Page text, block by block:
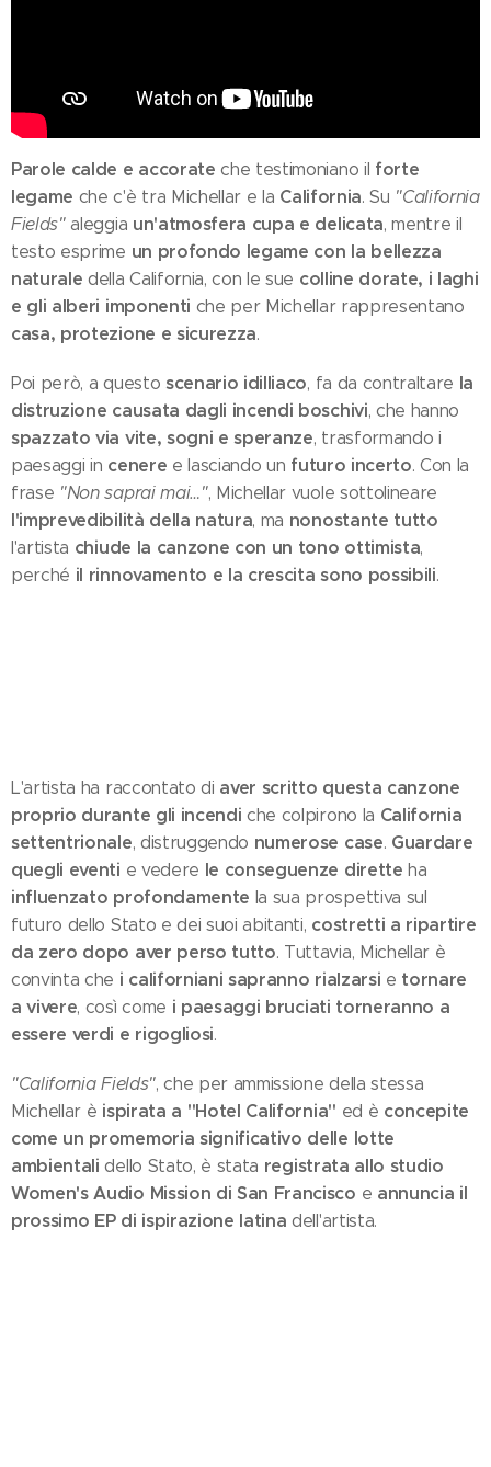
Parole calde e accorate che testimoniano il forte
legame che c'è tra Michellar e la California. Su "California
Fields"aleggia un'atmosfera cupa e delicata, mentre il
testo esprime un profondo legame con la bellezza
naturale della California, con le sue colline dorate, i laghi
e gli alberi imponenti che per Michellar rappresentano
casa, protezione e sicurezza.
Poi però, a questo scenario idilliaco, fa da contraltare la
distruzione causata dagli incendi boschivi, che hanno
spazzato via vite, sogni e speranze, trasformando i
paesaggi in cenere e lasciando un futuro incerto. Con la
frase "Non saprai mai…", Michellar vuole sottolineare
l'imprevedibilità della natura, ma nonostante tutto
l'artista chiude la canzone con un tono ottimista,
perché il rinnovamento e la crescita sono possibili.
L'artista ha raccontato di aver scritto questa canzone
proprio durante gli incendi che colpirono la California
settentrionale, distruggendo numerose case. Guardare
quegli eventi e vedere le conseguenze dirette ha
influenzato profondamente la sua prospettiva sul
futuro dello Stato e dei suoi abitanti, costretti a ripartire
da zero dopo aver perso tutto. Tuttavia, Michellar è
convinta che i californiani sapranno rialzarsi e tornare
a vivere, così come i paesaggi bruciati torneranno a
essere verdi e rigogliosi.
"California Fields", che per ammissione della stessa
Michellar è ispirata a "Hotel California" ed è concepite
come un promemoria significativo delle lotte
ambientali dello Stato, è stata registrata allo studio
Women's Audio Mission di San Francisco e annuncia il
prossimo EP di ispirazione latina dell'artista.